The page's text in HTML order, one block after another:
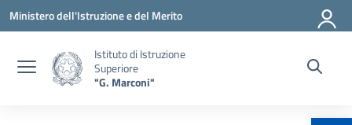
Vai ai contenuti
Vai al menu di navigazione
Vai al footer
Ministero dell'Istruzione e del Merito
Istituto di Istruzione
Superiore
"G. Marconi"